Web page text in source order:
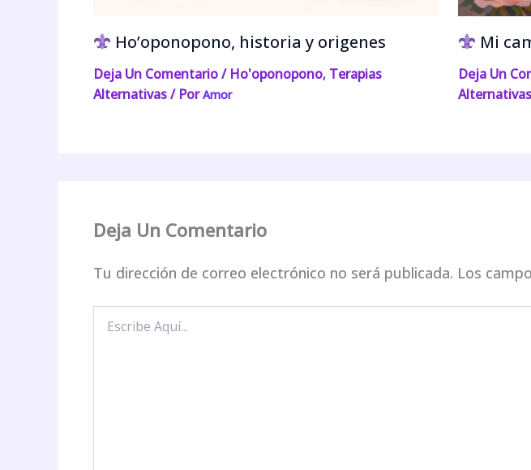
Ho’oponopono, historia y origenes
Deja Un Comentario / Ho'oponopono, Terapias
Alternativas/ PorAmor
Mi
Deja Un
Alternativas
Deja Un Comentario
Tu dirección de correo electrónico no será publicada. Los
Aquí...